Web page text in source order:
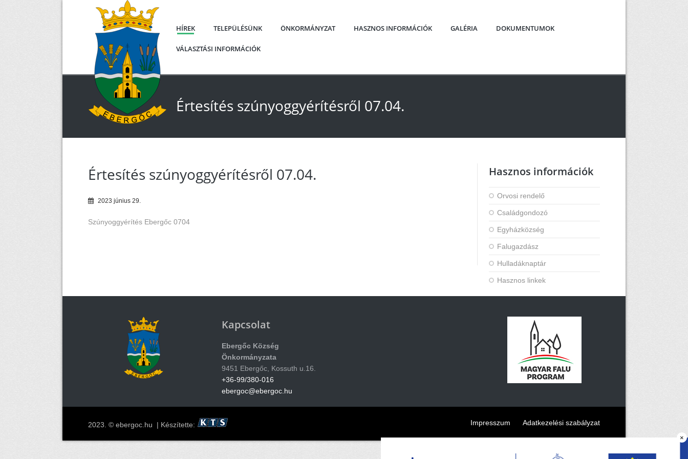
×
HÍREK TELEPÜLÉSÜNK ÖNKORMÁNYZAT HASZNOS INFORMÁCIÓK GALÉRIA DOKUMENTUMOK
VÁLASZTÁSI INFORMÁCIÓK
Értesítés szúnyoggyérítésről 07.04.
Értesítés szúnyoggyérítésről 07.04.
2023 június 29.
Szúnyoggyérítés Ebergőc 0704
Hasznos információk
Orvosi rendelő
Családgondozó
Egyházközség
Falugazdász
Hulladáknaptár
Hasznos linkek
Kapcsolat
Ebergőc Község
Önkormányzata
9451 Ebergőc, Kossuth u.16.
+36-99/380-016
ebergoc@ebergoc.hu
Impresszum Adatkezelési szabályzat
2023. © ebergoc.hu | Készítette: